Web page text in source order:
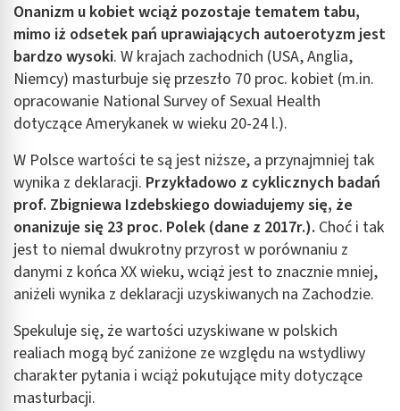
Onanizm u kobietwciąż pozostaje tematem tabu,
mimo iż odsetek pań uprawiających autoerotyzm jest
bardzo wysoki. W krajach zachodnich (USA, Anglia,
Niemcy) masturbuje się przeszło 70 proc. kobiet (m.in.
opracowanie National Survey of Sexual Health
dotyczące Amerykanek w wieku 20-24 l.).
W Polsce wartości te są jest niższe, a przynajmniej tak
wynika z deklaracji. Przykładowo z cyklicznych badań
prof. Zbigniewa Izdebskiego dowiadujemy się, że
onanizuje się 23 proc. Polek (dane z 2017r.). Choć i tak
jest to niemal dwukrotny przyrost w porównaniu z
danymi z końca XX wieku, wciąż jest to znacznie mniej,
aniżeli wynika z deklaracji uzyskiwanych na Zachodzie.
Spekuluje się, że wartości uzyskiwane w polskich
realiach mogą być zaniżone ze względu na wstydliwy
charakter pytania i wciąż pokutujące mity dotyczące
masturbacji.